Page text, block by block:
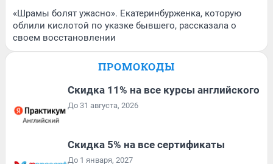
«Шрамы болят ужасно». Екатеринбурженка, которую
облили кислотой по указке бывшего, рассказала о
своем восстановлении
ПРОМОКОДЫ
Скидка 11% на все курсы английского
До 31 августа, 2026
Скидка 5% на все сертификаты
До 1 января, 2027